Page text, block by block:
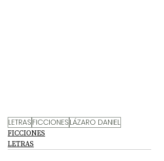
LETRAS FICCIONES LÁZARO DANIEL
FICCIONES
LETRAS